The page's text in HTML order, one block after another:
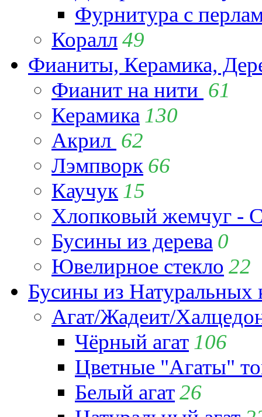
Фурнитура с
Коралл49
Фианиты, Керамика,
Фианит на нити 61
Керамика 130
Акрил 62
Лэмпворк 66
Каучук 15
Хлопковый жемчуг -
Бусины из дерева 0
Ювелирное стекло 22
Бусины из Натуральных
Агат/Жадеит/
Чёрный агат 106
Цветные "Агаты"
Белый агат26